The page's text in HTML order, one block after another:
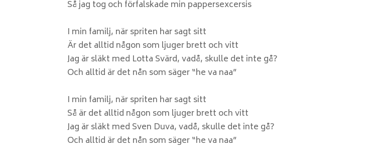
Så jag tog och förfalskade min pappersexcersis
I min familj, när spriten har sagt sitt
Är det alltid någon som ljuger brett och vitt
Jag är släkt med Lotta Svärd, vadå, skulle det inte gå?
Och alltid är det nån som säger “he va naa”
I min familj, när spriten har sagt sitt
Så är det alltid någon som ljuger brett och vitt
Jag är släkt med Sven Duva, vadå, skulle det inte gå?
Och alltid är det nån som säger “he va naa”